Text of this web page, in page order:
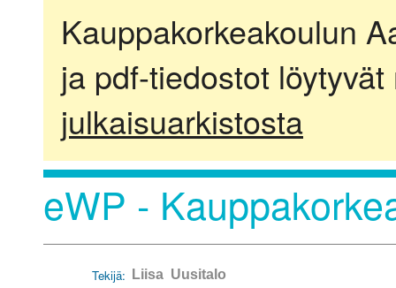
Kauppakorkeakoulun
ja pdf-tiedostot
julkaisuarkistosta
eWP -
Tekijä: Liisa Uusitalo